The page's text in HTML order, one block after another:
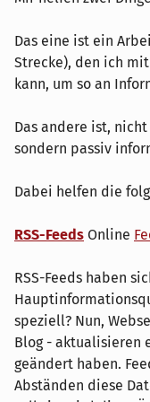
Das eine ist ein
Strecke), den ich
kann, um so an
Das andere ist,
sondern passiv
Dabei helfen die
RSS-Feeds Online
RSS-Feeds haben
speziell? Nun,
Blog - aktualisieren
geändert haben.
Abständen diese